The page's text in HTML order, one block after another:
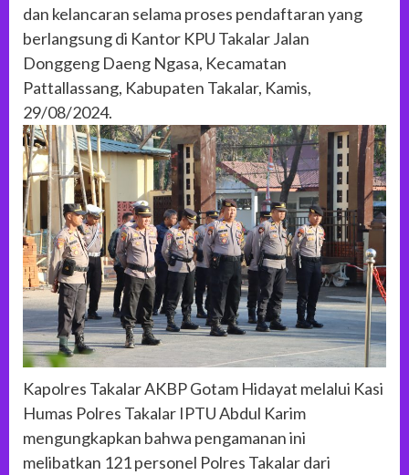
dan kelancaran selama proses pendaftaran yang
berlangsung di Kantor KPU Takalar Jalan
Donggeng Daeng Ngasa, Kecamatan
Pattallassang, Kabupaten Takalar, Kamis,
29/08/2024.
Kapolres Takalar AKBP Gotam Hidayat melalui Kasi
Humas Polres Takalar IPTU Abdul Karim
mengungkapkan bahwa pengamanan ini
melibatkan 121 personel Polres Takalar dari